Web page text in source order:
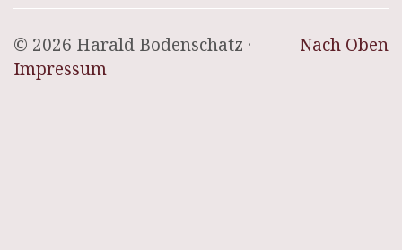
Nach Oben
© 2026 Harald Bodenschatz ·
Impressum